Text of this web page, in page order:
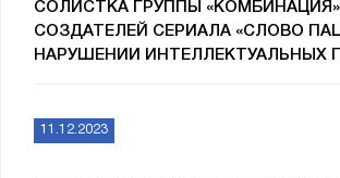
СОЛИСТКА ГРУППЫ
СОЗДАТЕЛЕЙ СЕРИАЛА «СЛОВО
НАРУШЕНИИ ИНТЕЛЛЕКТУАЛЬНЫХ
11.12.2023